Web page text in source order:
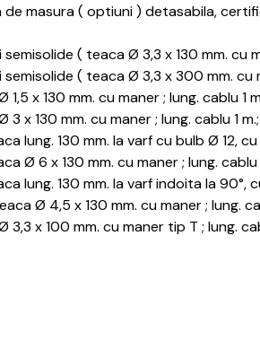
masura ( optiuni ) detasabila,
( teaca Ø 3,3 x 130 mm. cu
( teaca Ø 3,3 x 300 mm. cu
x 130 mm. cu maner ; lung. cablu 1
x 130 mm. cu maner ; lung. cablu 1
lung. 130 mm. la varf cu bulb Ø 12,
Ø 6 x 130 mm. cu maner ; lung.
lung. 130 mm. la varf indoita la 90°,
Ø 4,5 x 130 mm. cu maner ; lung.
x 100 mm. cu maner tip T ; lung.